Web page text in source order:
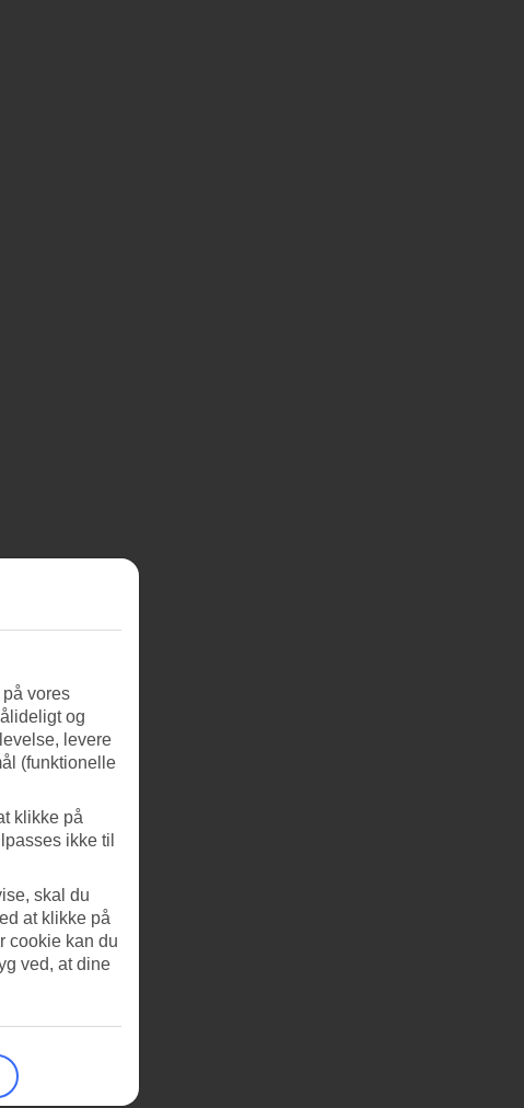
vores
og
levere
(funktionelle
klikke på
ikke til
skal du
at klikke på
cookie kan du
ved, at dine